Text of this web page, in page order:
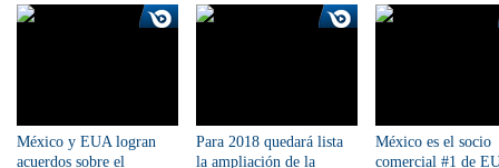
México y EUA logran
acuerdos sobre el
Para 2018 quedará lista
la ampliación de la
México es el socio
comercial #1 de